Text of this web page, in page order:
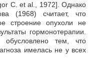
С. et al., 1972]. Однако
(1968) считает, что
строение опухоли не
гормонотерапии.
обусловлено тем, что
имелась не у всех